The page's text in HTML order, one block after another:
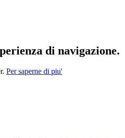
di navigazione.
Per saperne di piu'